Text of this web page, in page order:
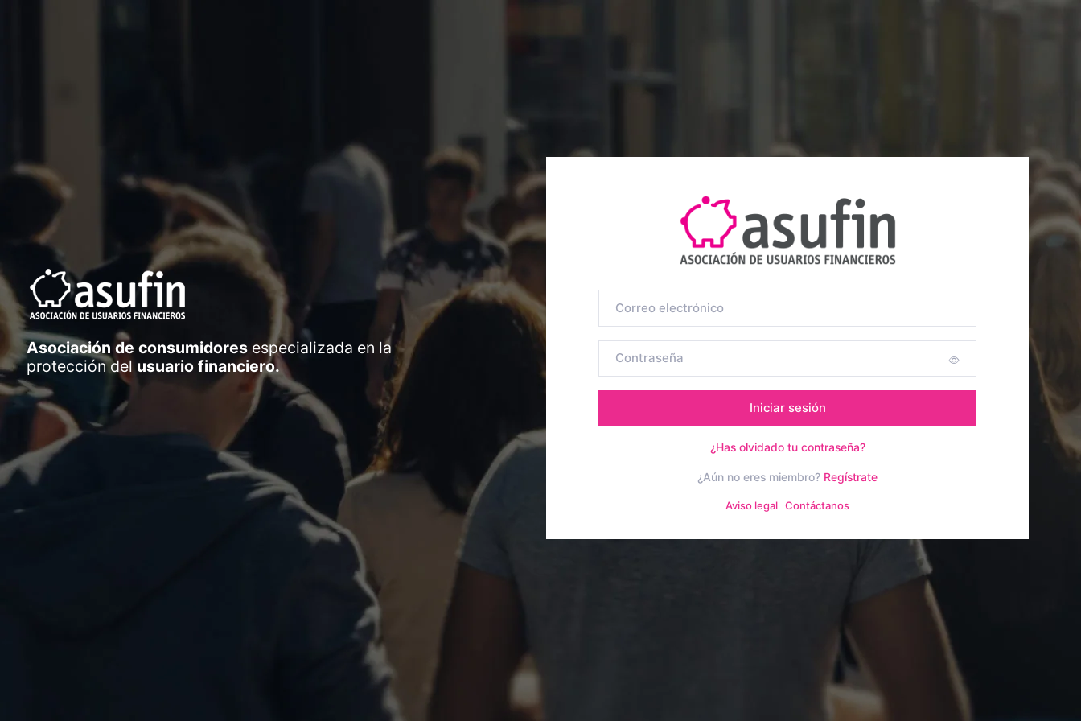
Asociación de consumidoresespecializada en la
protección del usuario financiero.
Iniciar sesión
¿Has olvidado tu contraseña?
¿Aún no eres miembro? Regístrate
Aviso legal Contáctanos